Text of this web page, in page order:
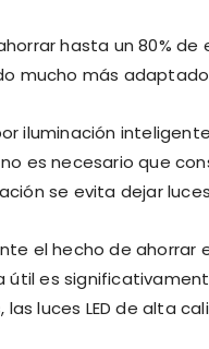
hasta un 80%
mucho más
iluminación
es necesario que
se evita dejar
el hecho de ahorrar
útil es
las luces LED de alta